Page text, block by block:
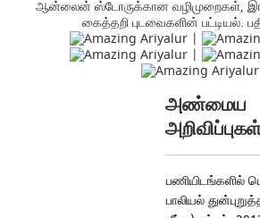
ஆன்லைன் ஸ்டோருக்கான வழிமுறைகள்,
கைத்தறி புடவைகளின் பட்டியல்.
|
|
அண்மைய
பணியிடங்களில்
பாலியல்